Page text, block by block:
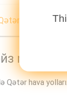
эйруэйз
marşrut
Qətər hava